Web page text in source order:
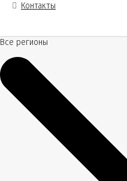
Контакты
Все регионы